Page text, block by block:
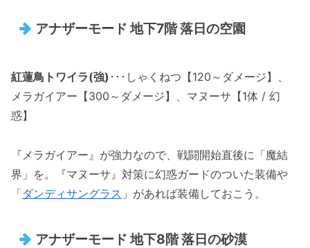
アナザーモード 地下7階 落日の空園
紅蓮鳥トワイラ(強) ･･･しゃくねつ【120～ダメージ】、
メラガイアー【300～ダメージ】、マヌーサ【1体 / 幻
惑】
『メラガイアー』が強力なので、戦闘開始直後に「魔結
界」を。『マヌーサ』対策に幻惑ガードのついた装備や
「ダンディサングラス 」があれば装備しておこう。
アナザーモード 地下8階 落日の砂漠